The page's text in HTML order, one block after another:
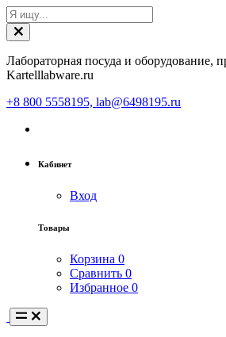
Лабораторная посуда и оборудование,
Kartelllabware.ru
+8 800 5558195, lab@6498195.ru
Кабинет
Вход
Товары
Корзина 0
Сравнить 0
Избранное 0